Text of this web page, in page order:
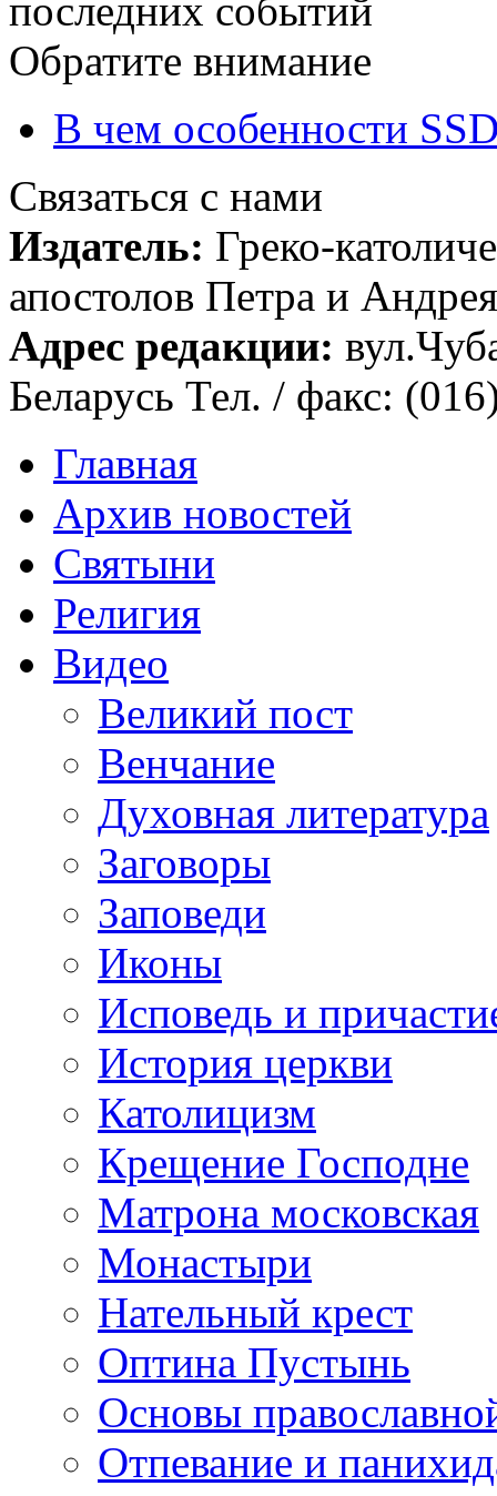
последних событий
Обратите внимание
В чем особенности
Связаться с нами
Издатель: Греко-
апостолов Петра и
Адрес редакции:
Беларусь Тел. / факс:
Главная
Архив новостей
Святыни
Религия
Видео
Великий пост
Венчание
Духовная литература
Заговоры
Заповеди
Иконы
Исповедь и
История церкви
Католицизм
Крещение Господне
Матрона московская
Монастыри
Нательный крест
Оптина Пустынь
Основы
Отпевание и